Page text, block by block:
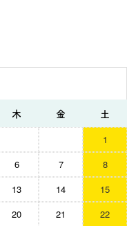
木 金 土
1
6 7
8
13 14
15
20 21
22